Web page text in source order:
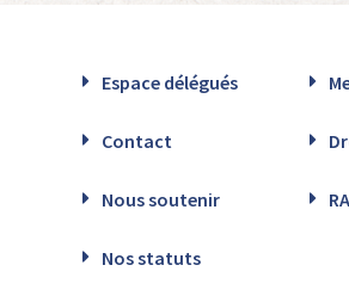
Espace délégués
Contact
Nous soutenir
Nos statuts